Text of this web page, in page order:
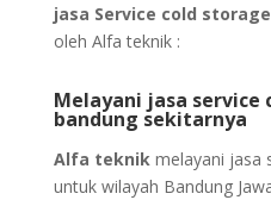
jasa Service cold
oleh Alfa teknik :
Melayani jasa service
bandung sekitarnya
Alfa teknikmelayani jasa
untuk wilayah Bandung